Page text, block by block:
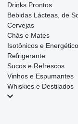
Drinks Prontos
Bebidas Lácteas, de
Cervejas
Chás e Mates
Isotônicos e
Refrigerante
Sucos e Refrescos
Vinhos e Espumantes
Whiskies e Destilados